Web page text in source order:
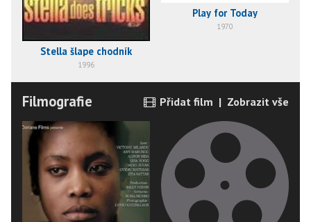
Stella šlape chodník
1996
Play for Today
1970
Filmografie Přidat film | Zobrazit vše